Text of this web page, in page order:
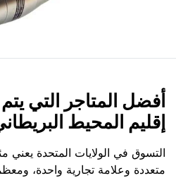
أفضل المتاجر التي
إقليم المحيط
التسوق في الولايات المتحدة يعني
متعددة وعلامة تجارية واحدة،